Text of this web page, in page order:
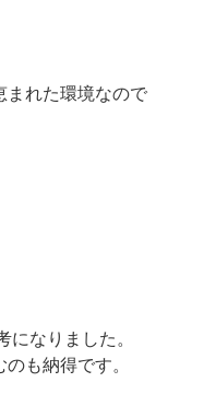
まれた環境なので
なりました。
も納得です。